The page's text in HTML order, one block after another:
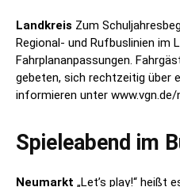
Landkreis Zum
Regional- und Rufbuslinien im
Fahrplananpassungen.
gebeten, sich rechtzeitig über
informieren unter
Spieleabend im
Neumarkt „Let’s play!“ heißt